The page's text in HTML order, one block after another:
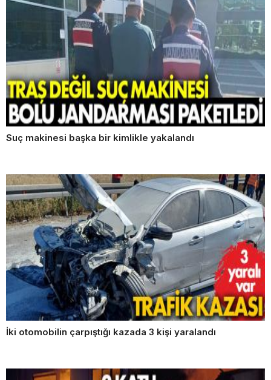
Suç makinesi başka bir kimlikle yakalandı
İki otomobilin çarpıştığı kazada 3 kişi yaralandı